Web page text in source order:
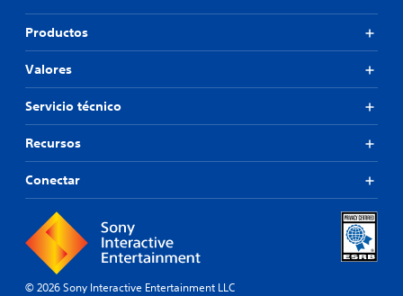
Productos
Valores
Servicio técnico
Recursos
Conectar
© 2026 Sony Interactive Entertainment LLC